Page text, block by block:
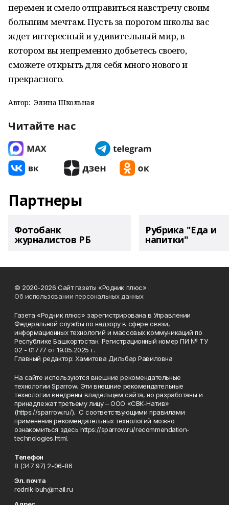
перемен и смело отправиться навстречу своим
большим мечтам. Пусть за порогом школы вас
ждет интересный и удивительный мир, в
котором вы непременно добьетесь своего,
сможете открыть для себя много нового и
прекрасного.
Автор: Элина Школьная
Читайте нас
Партнеры
Фотобанк
журналистов РБ
Рубрика "Еда и
напитки"
© 2020-2026 Сайт газеты «Родник плюс» .
Об использовании персональных данных
Газета «Родник плюс» зарегистрирована в Управлении
Федеральной службы по надзору в сфере связи,
информационных технологий и массовых коммуникаций по
Республике Башкортостан. Регистрационный номер ПИ № ТУ
02 - 01777 от 19.05.2025 г.
Главный редактор: Хамитова Дильбар Равиловна
На сайте используются внешние рекомендательные
технологии Sparrow. Эти внешние рекомендательные
технологии внедрены владельцем сайта, но разработаны и
принадлежат третьему лицу – ООО «СВК-Натив»
(https://sparrow.ru/). С соответствующими правилами
применения рекомендательных технологий можно
ознакомиться здесь https://sparrow.ru/recommendation-
technologies.html.
Телефон
8 (347 97) 2-06-86
Эл. почта
rodnik-buh@mail.ru